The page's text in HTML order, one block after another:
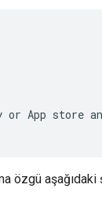
or App store
özgü aşağıdaki